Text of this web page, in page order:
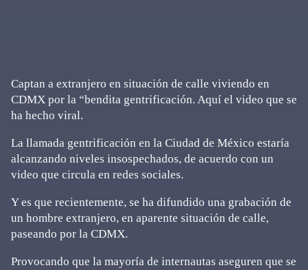
Captan a extranjero en situación de calle viviendo en
CDMX por la “bendita gentrificación. Aquí el video que se
ha hecho viral.
La llamada gentrificación en la Ciudad de México estaría
alcanzando niveles insospechados, de acuerdo con un
video que circula en redes sociales.
Y es que recientemente, se ha difundido una grabación de
un hombre extranjero, en aparente situación de calle,
paseando por la CDMX.
Provocando que la mayoría de internautas aseguren que se